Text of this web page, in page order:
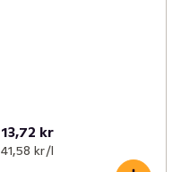
13,72 kr
41,58 kr /l